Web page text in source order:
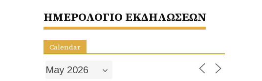
ΗΜΕΡΟΛΟΓΙΟ ΕΚΔΗΛΩΣΕΩΝ
Calendar